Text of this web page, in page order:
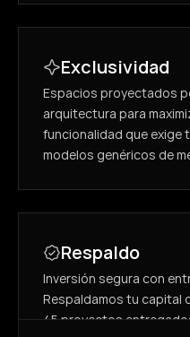
Exclusividad
Espacios proyectados
arquitectura para
funcionalidad que exige
modelos genéricos de
Respaldo
Inversión segura con
Respaldamos tu capital
45 proyectos